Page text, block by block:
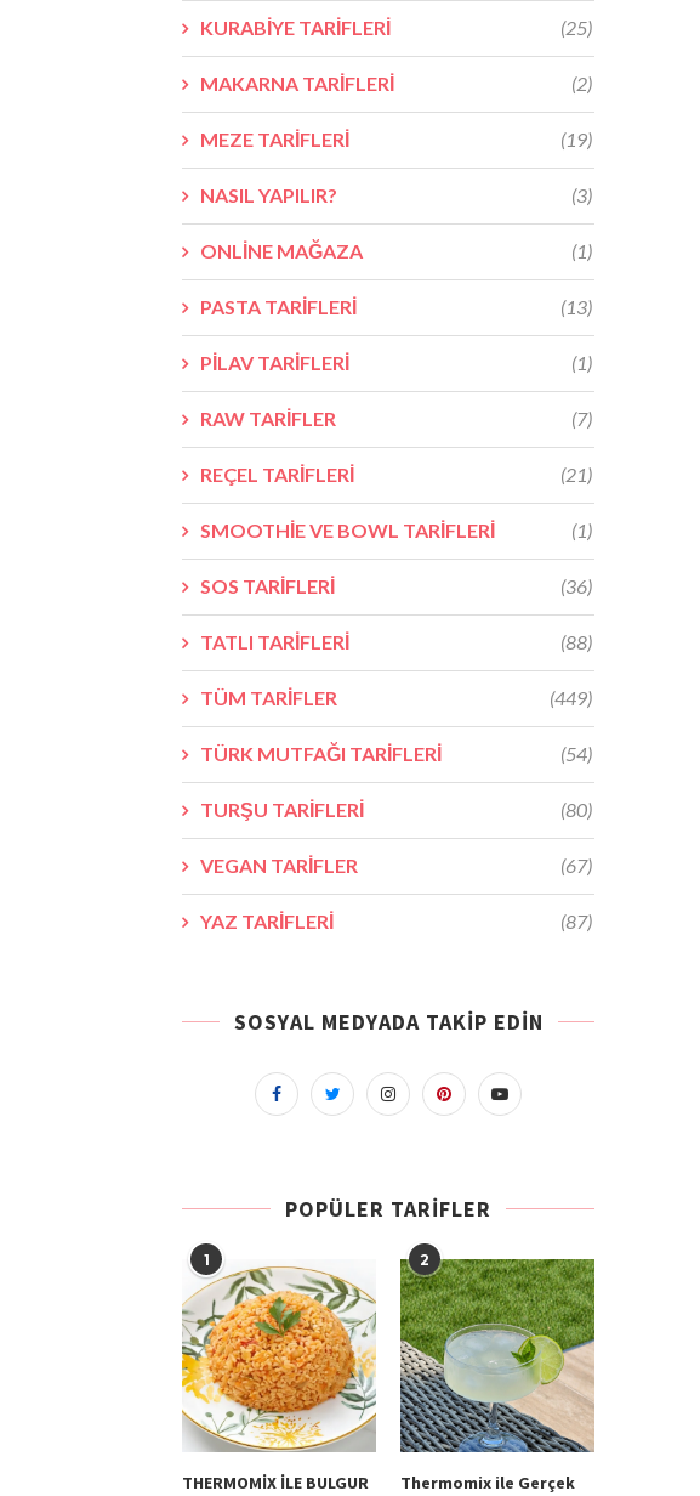
KURABİYE TARİFLERİ (25)
MAKARNA TARİFLERİ (2)
MEZE TARİFLERİ (19)
NASIL YAPILIR? (3)
ONLİNE MAĞAZA (1)
PASTA TARİFLERİ (13)
PİLAV TARİFLERİ (1)
RAW TARİFLER (7)
REÇEL TARİFLERİ (21)
SMOOTHİE VE BOWL TARİFLERİ (1)
SOS TARİFLERİ (36)
TATLI TARİFLERİ (88)
TÜM TARİFLER (449)
TÜRK MUTFAĞI TARİFLERİ (54)
TURŞU TARİFLERİ (80)
VEGAN TARİFLER (67)
YAZ TARİFLERİ (87)
SOSYAL MEDYADA TAKIP EDIN
POPÜLER TARIFLER
1
THERMOMİX İLE BULGUR
2
Thermomix ile Gerçek